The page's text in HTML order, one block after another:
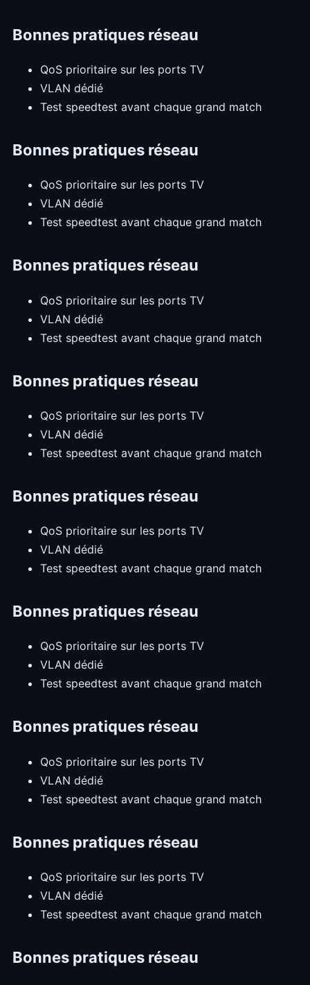
Bonnes pratiques réseau
QoS prioritaire sur les ports TV
VLAN dédié
Test speedtest avant chaque grand match
Bonnes pratiques réseau
QoS prioritaire sur les ports TV
VLAN dédié
Test speedtest avant chaque grand match
Bonnes pratiques réseau
QoS prioritaire sur les ports TV
VLAN dédié
Test speedtest avant chaque grand match
Bonnes pratiques réseau
QoS prioritaire sur les ports TV
VLAN dédié
Test speedtest avant chaque grand match
Bonnes pratiques réseau
QoS prioritaire sur les ports TV
VLAN dédié
Test speedtest avant chaque grand match
Bonnes pratiques réseau
QoS prioritaire sur les ports TV
VLAN dédié
Test speedtest avant chaque grand match
Bonnes pratiques réseau
QoS prioritaire sur les ports TV
VLAN dédié
Test speedtest avant chaque grand match
Bonnes pratiques réseau
QoS prioritaire sur les ports TV
VLAN dédié
Test speedtest avant chaque grand match
Bonnes pratiques réseau